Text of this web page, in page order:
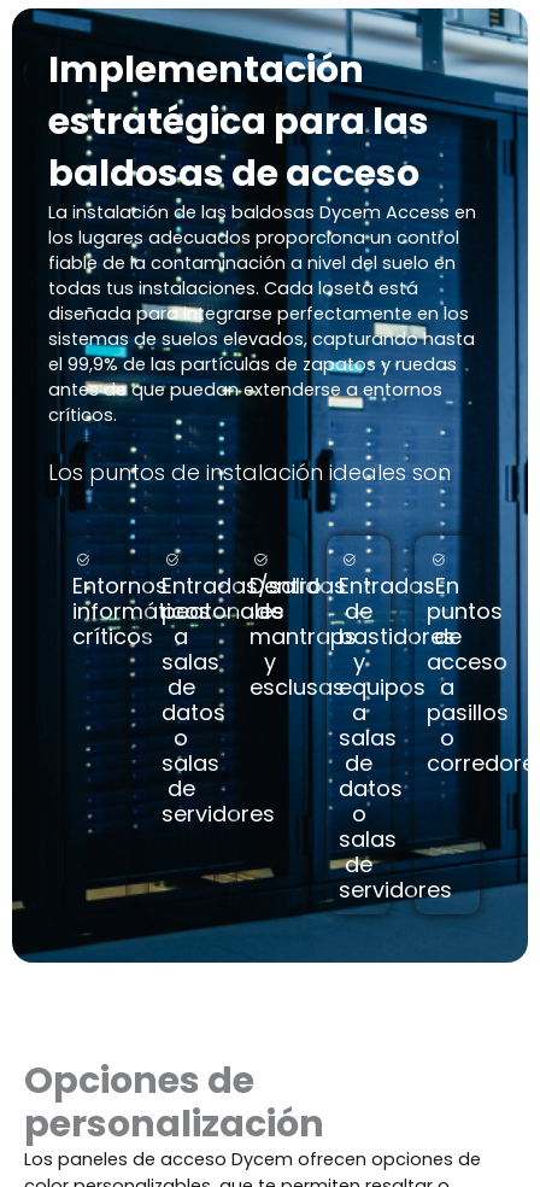
Implementación
estratégica para las
baldosas de acceso
La instalación de las baldosas Dycem Access en
los lugares adecuados proporciona un control
fiable de la contaminación a nivel del suelo en
todas tus instalaciones. Cada loseta está
diseñada para integrarse perfectamente en los
sistemas de suelos elevados, capturando hasta
el 99,9% de las partículas de zapatos y ruedas
antes de que puedan extenderse a entornos
críticos.
Los puntos de instalación ideales son
Entornos
informáticos
críticos
Entradas/salidas
peatonales
a
salas
de
datos
o
salas
de
servidores
Dentro
de
mantraps
y
esclusas
Entradas
de
bastidores
y
equipos
a
salas
de
datos
o
salas
de
servidores
En
puntos
de
acceso
a
pasillos
o
Opciones de
personalización
Los paneles de acceso Dycem ofrecen opciones de